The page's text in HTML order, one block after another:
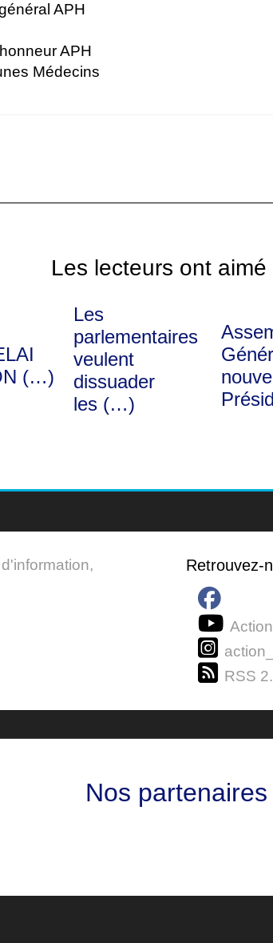
APH
APH
Médecins
Les lecteurs ont aimé
(…)
Les
parlementaires
veulent
dissuader
les (…)
Retrouvez-
RSS
Nos partenaires